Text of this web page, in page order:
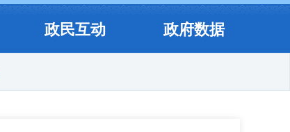
政民互动 政府数据